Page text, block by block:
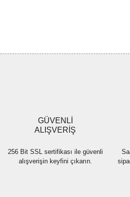
Ürün fiyatı diğer sitelerden daha pahalı.
Bu ürüne benzer farklı alternatifler
GÜVENLİ
ALIŞVERİŞ
256 Bit SSL sertifikası ile güvenli
alışverişin keyfini çıkarın.